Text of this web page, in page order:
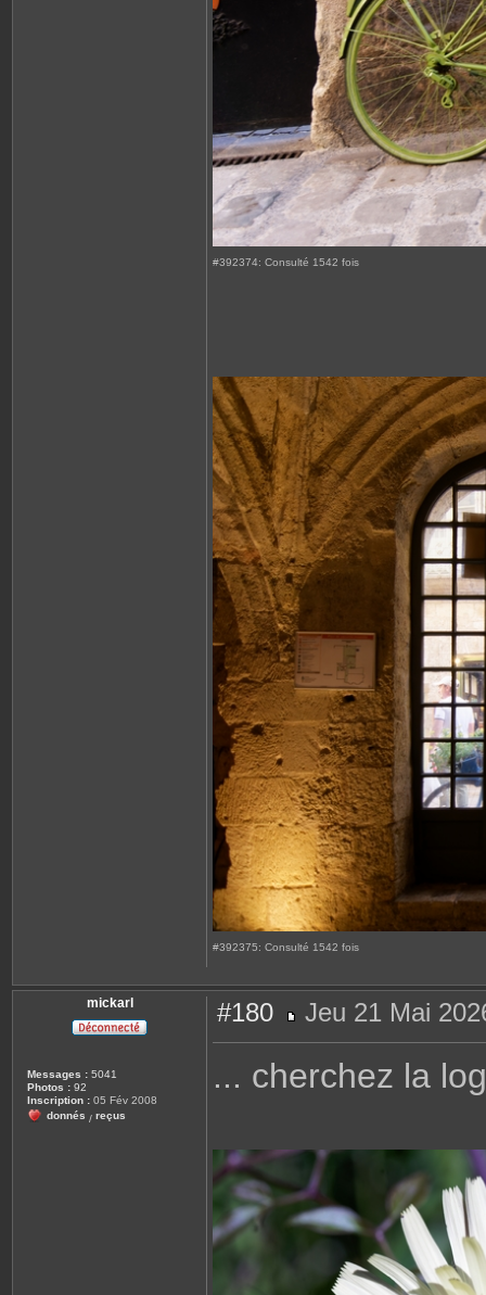
#392374: Consulté 1542 fois
#392375: Consulté 1542 fois
mickarl
Messages : 5041
Photos : 92
Inscription : 05 Fév 2008
donnés / reçus
#180
e
a
Jeu 21 Mai
... cherchez la